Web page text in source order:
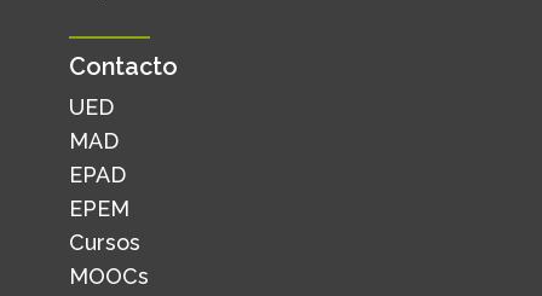
Contacto
UED
MAD
EPAD
EPEM
Cursos
MOOCs